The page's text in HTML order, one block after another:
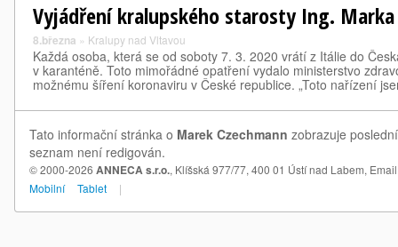
Vyjádření kralupského starosty Ing. Marka
8.března » Kralupy nad Vltavou
Každá osoba, která se od soboty 7. 3. 2020 vrátí z Itálie do
v karanténě. Toto mimořádné opatření vydalo ministerstvo
možnému šíření koronaviru v České republice. „Toto nařízení
Tato informační stránka o Marek Czechmann zobrazuje
seznam není redigován.
© 2000-2026 ANNECA s.r.o., Klíšská 977/77, 400 01 Ústí nad Labem,
Mobilní
Tablet |